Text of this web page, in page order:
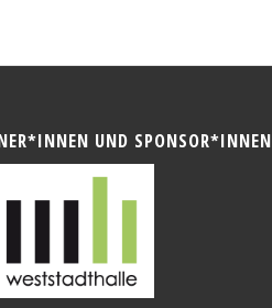
UND SPONSOR*INNEN